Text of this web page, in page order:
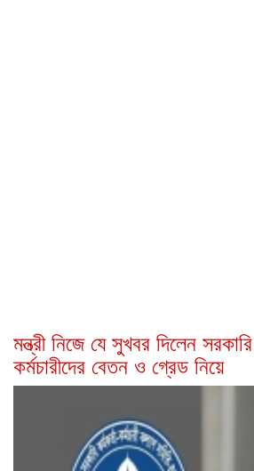
মন্ত্রী নিজে যে সুখবর দিলেন
কর্মচারীদের বেতন ও গ্রেড নিয়ে